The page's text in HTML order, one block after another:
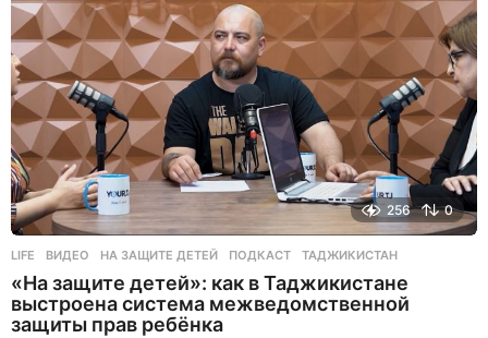
д
256 0
LIFE ВИДЕО ,НА ЗАЩИТЕ ДЕТЕЙ ,ПОДКАСТ ,ТАДЖИКИСТАН
«На защите детей»: как в Таджикистане
выстроена система межведомственной
защиты прав ребёнка